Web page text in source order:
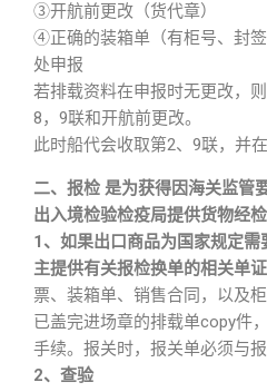
③开航前更改（货代章）
④正确的装箱单（有柜号、封
处申报
若排载资料在申报时无更改，
8，9联和开航前更改。
此时船代会收取第2、9联，并
二、报检 是为获得因海关监管
出入境检验检疫局提供货物经
1、如果出口商品为国家规定
主提供有关报检换单的相关单证
票、装箱单、销售合同，以及
已盖完进场章的排载单copy件
手续。报关时，报关单必须与
2、查验